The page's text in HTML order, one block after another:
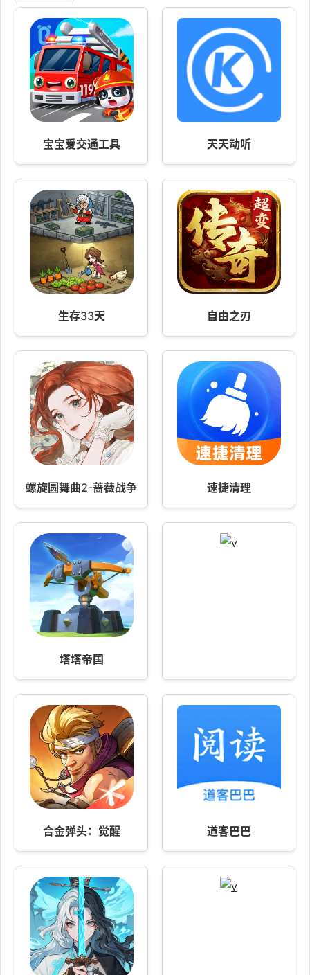
宝宝爱交通工具 天天动听
生存33天 自由之刃
螺旋圆舞曲2-蔷薇战争 速捷清理
塔塔帝国
合金弹头：觉醒 道客巴巴